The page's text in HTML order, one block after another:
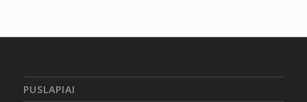
PUSLAPIAI